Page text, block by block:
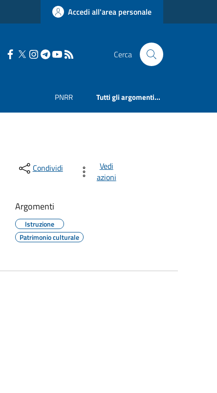
Accedi all'area personale
Cerca
PNRR Tutti gli argomenti...
Condividi
Vedi
azioni
Argomenti
Istruzione
Patrimonio culturale